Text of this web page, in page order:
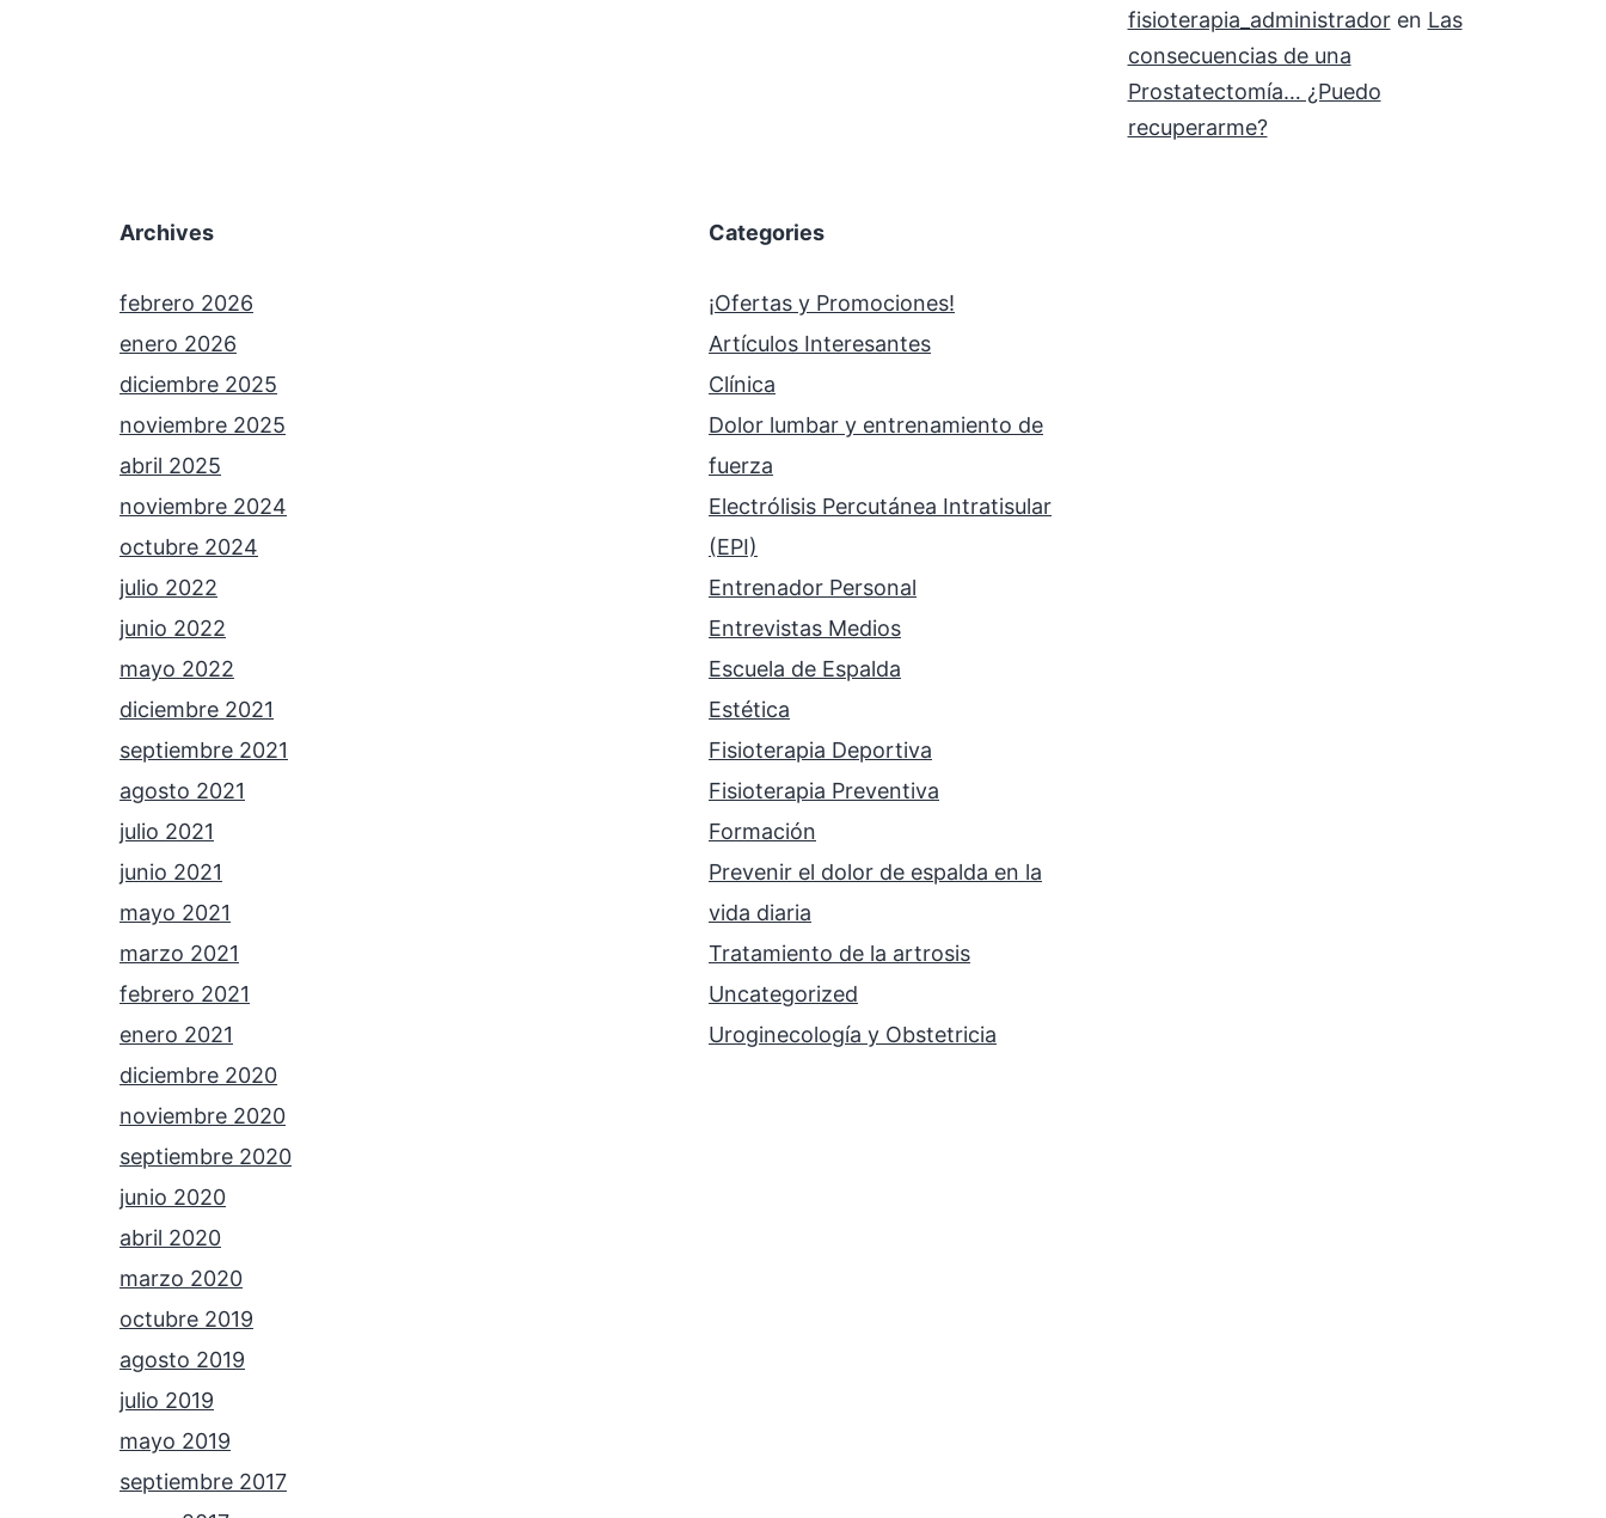
fisioterapia_administradoren Las
consecuencias de una
Prostatectomía… ¿Puedo
recuperarme?
Archives
febrero 2026
enero 2026
diciembre 2025
noviembre 2025
abril 2025
noviembre 2024
octubre 2024
julio 2022
junio 2022
mayo 2022
diciembre 2021
septiembre 2021
agosto 2021
julio 2021
junio 2021
mayo 2021
marzo 2021
febrero 2021
enero 2021
diciembre 2020
noviembre 2020
septiembre 2020
junio 2020
abril 2020
marzo 2020
octubre 2019
agosto 2019
julio 2019
mayo 2019
septiembre 2017
Categories
¡Ofertas y Promociones!
Artículos Interesantes
Clínica
Dolor lumbar y entrenamiento de
fuerza
Electrólisis Percutánea Intratisular
(EPI)
Entrenador Personal
Entrevistas Medios
Escuela de Espalda
Estética
Fisioterapia Deportiva
Fisioterapia Preventiva
Formación
Prevenir el dolor de espalda en la
vida diaria
Tratamiento de la artrosis
Uncategorized
Uroginecología y Obstetricia